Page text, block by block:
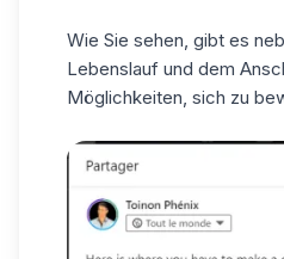
Wie Sie sehen, gibt es
Lebenslauf und dem
Möglichkeiten, sich zu